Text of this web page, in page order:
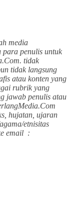
media
para penulis untuk
tidak
tidak langsung
atau konten yang
rubrik yang
jawab penulis atau
hujatan, ujaran
etnisitas
email :